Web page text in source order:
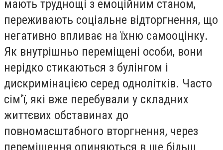
мають труднощі з емоційним станом,
переживають соціальне відторгнення, що
негативно впливає на їхню самооцінку.
Як внутрішньо переміщені особи, вони
нерідко стикаються з булінгом і
дискримінацією серед однолітків. Часто
сім’ї, які вже перебували у складних
життєвих обставинах до
повномасштабного вторгнення, через
переміщення опиняються в ще більш